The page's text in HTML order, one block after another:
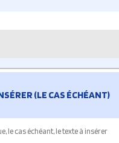
(LE CAS ÉCHÉANT)
cas échéant, le texte à insérer